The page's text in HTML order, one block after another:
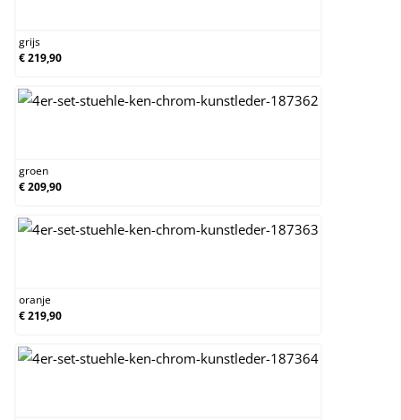
grijs
€ 219,90
groen
€ 209,90
oranje
€ 219,90